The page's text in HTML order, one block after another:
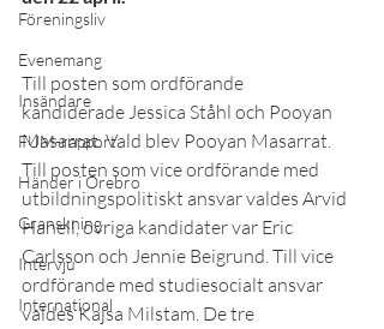
Föreningsliv
Evenemang
Insändare
FUM-rapport
Händer i Örebro
Granskning
Intervju
International
Till posten som ordförande
kandiderade Jessica Ståhl och Pooyan
Masarrat. Vald blev Pooyan Masarrat.
Till posten som vice ordförande med
utbildningspolitiskt ansvar valdes Arvid
Hanell, övriga kandidater var Eric
Carlsson och Jennie Beigrund. Till vice
ordförande med studiesocialt ansvar
valdes Kajsa Milstam. De tre